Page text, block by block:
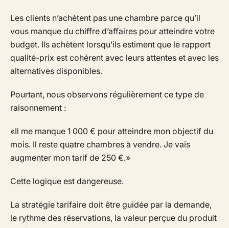
Les clients n’achètent pas une chambre parce qu’il
vous manque du chiffre d’affaires pour atteindre votre
budget. Ils achètent lorsqu’ils estiment que le rapport
qualité-prix est cohérent avec leurs attentes et avec les
alternatives disponibles.
Pourtant, nous observons régulièrement ce type de
raisonnement :
«Il me manque 1 000 € pour atteindre mon objectif du
mois. Il reste quatre chambres à vendre. Je vais
augmenter mon tarif de 250 €.»
Cette logique est dangereuse.
La stratégie tarifaire doit être guidée par la demande,
le rythme des réservations, la valeur perçue du produit